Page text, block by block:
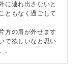
に連れ出さないと
ともなく過ごして
方の肩が外せます
で欲しいなと思い
。